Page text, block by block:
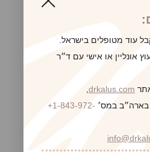
עוד מטופלים בישראל.
אונליין או אישי עם ד״ר
drkalus.com
במס׳ +1-843-972-